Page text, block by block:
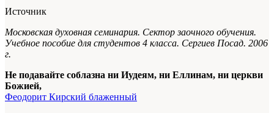
Источник
Московская духовная семинария. Сектор заочного обучения.
Учебное пособие для студентов 4 класса. Сергиев Посад. 2006
г.
Не подавайте соблазна ни Иудеям, ни Еллинам, ни церкви
Божией,
Феодорит Кирский блаженный